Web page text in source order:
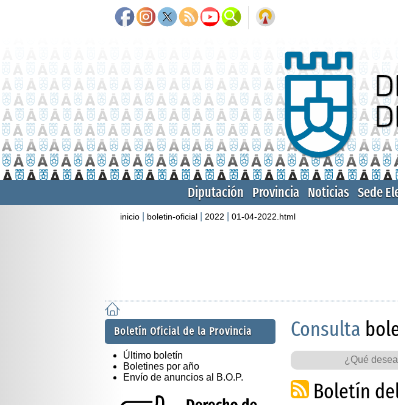
Diputación Provincia Noticias Sede
inicio boletin-oficial 2022 01-04-2022.html
Boletín Oficial de la Provincia
Último boletín
Boletines por año
Envío de anuncios al B.O.P.
Consulta
Boletín